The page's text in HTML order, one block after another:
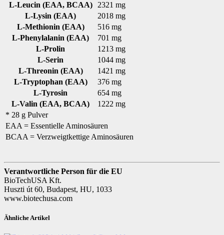
L-Leucin (EAA, BCAA)
2321 mg
L-Lysin (EAA)
2018 mg
L-Methionin (EAA)
516 mg
L-Phenylalanin (EAA)
701 mg
L-Prolin
1213 mg
L-Serin
1044 mg
L-Threonin (EAA)
1421 mg
L-Tryptophan (EAA)
376 mg
L-Tyrosin
654 mg
L-Valin (EAA, BCAA)
1222 mg
* 28 g Pulver
EAA = Essentielle Aminosäuren
BCAA = Verzweigtkettige Aminosäuren
Verantwortliche Person für die EU
BioTechUSA Kft.
Huszti út 60, Budapest, HU, 1033
www.biotechusa.com
Ähnliche Artikel